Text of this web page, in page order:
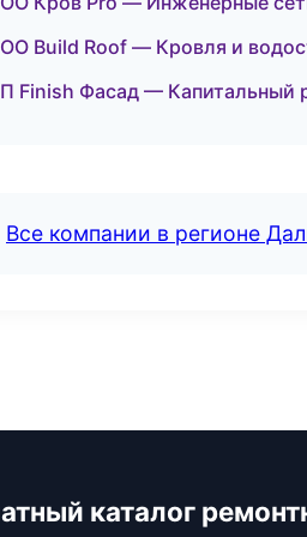
Build Roof — Кровля и
Finish Фасад — Капитальный
Все компании в регионе
каталог